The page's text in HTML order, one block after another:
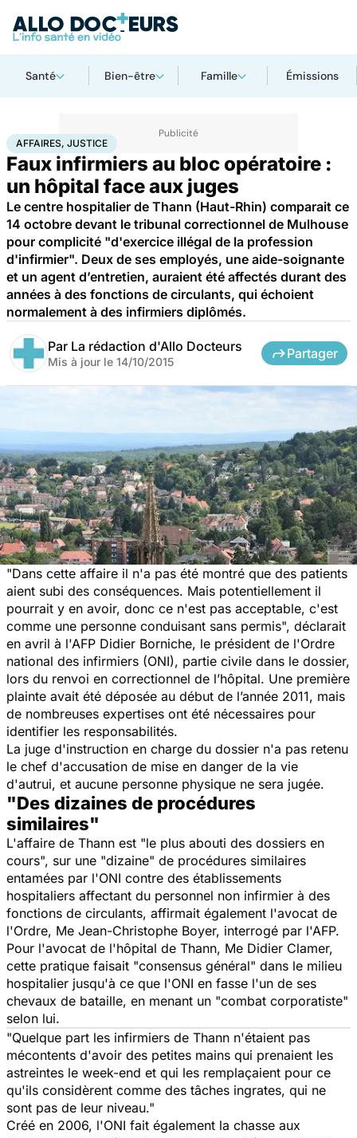
Santé Bien-être Famille Émissions
AccueilSantéSociétéJustice Affaires, justice
AFFAIRES, JUSTICE
Faux infirmiers au bloc opératoire :
un hôpital face aux juges
Le centre hospitalier de Thann (Haut-Rhin) comparait ce
14 octobre devant le tribunal correctionnel de Mulhouse
pour complicité "d'exercice illégal de la profession
d'infirmier". Deux de ses employés, une aide-soignante
et un agent d’entretien, auraient été affectés durant des
années à des fonctions de circulants, qui échoient
normalement à des infirmiers diplômés.
Par La rédaction d'Allo Docteurs
Mis à jour le 14/10/2015
Partager
"Dans cette affaire il n'a pas été montré que des patients
aient subi des conséquences. Mais potentiellement il
pourrait y en avoir, donc ce n'est pas acceptable, c'est
comme une personne conduisant sans permis", déclarait
en avril à l'AFP Didier Borniche, le président de l'Ordre
national des infirmiers (ONI), partie civile dans le dossier,
lors du renvoi en correctionnel de l’hôpital. Une première
plainte avait été déposée au début de l’année 2011, mais
de nombreuses expertises ont été nécessaires pour
identifier les responsabilités.
La juge d'instruction en charge du dossier n'a pas retenu
le chef d'accusation de mise en danger de la vie
d'autrui, et aucune personne physique ne sera jugée.
"Des dizaines de procédures
similaires"
L'affaire de Thann est "le plus abouti des dossiers en
cours", sur une "dizaine" de procédures similaires
entamées par l'ONI contre des établissements
hospitaliers affectant du personnel non infirmier à des
fonctions de circulants, affirmait également l'avocat de
l'Ordre, Me Jean-Christophe Boyer, interrogé par l'AFP.
Pour l'avocat de l'hôpital de Thann, Me Didier Clamer,
cette pratique faisait "consensus général" dans le milieu
hospitalier jusqu'à ce que l'ONI en fasse l'un de ses
chevaux de bataille, en menant un "combat corporatiste"
selon lui.
"Quelque part les infirmiers de Thann n'étaient pas
mécontents d'avoir des petites mains qui prenaient les
astreintes le week-end et qui les remplaçaient pour ce
qu'ils considèrent comme des tâches ingrates, qui ne
sont pas de leur niveau."
Créé en 2006, l'ONI fait également la chasse aux